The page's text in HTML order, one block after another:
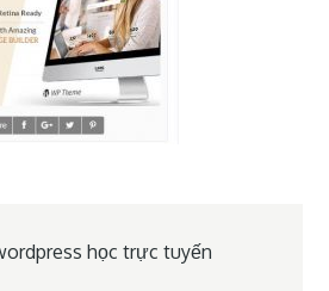
học trực tuyến